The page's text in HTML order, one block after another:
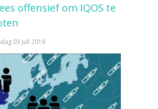
offensief om IQOS te
03 juli 2019